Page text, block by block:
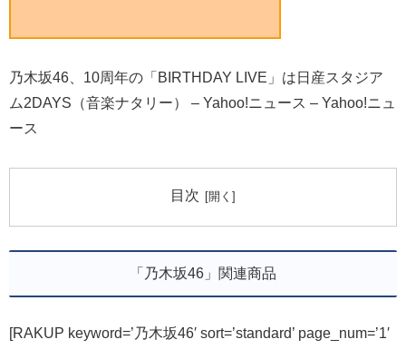
乃木坂46、10周年の「BIRTHDAY LIVE」は日産スタジア
ム2DAYS（音楽ナタリー） – Yahoo!ニュース – Yahoo!ニュ
ース
目次
「乃木坂46」関連商品
[RAKUP keyword=’乃木坂46′ sort=’standard’ page_num=’1′